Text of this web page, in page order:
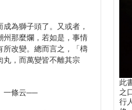
為獅子頭了。又或者，
那麼爛，若如是，事情
改變。總而言之，「檮
丸，而萬變皆不離其宗
一條云──
此
之
行